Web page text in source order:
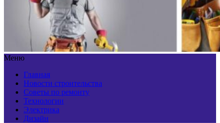
Меню
Главная
Новости строительства
Советы по ремонту
Технологии
Электрика
Дизайн